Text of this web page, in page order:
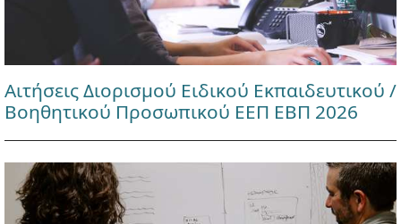
Αιτήσεις Διορισμού Ειδικού Εκπαιδευτικού /
Βοηθητικού Προσωπικού ΕΕΠ ΕΒΠ 2026